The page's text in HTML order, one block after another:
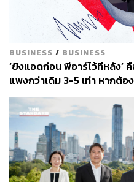
คาร์บอนไดออกไซด์กลับมาใ
ปริมาณก๊าซคาร์บอนไดออก
อย่างมหาศาล และชะลอกา
ในที่สุด อีกทั้งยังคาดว่าจะลด
พัฒนาวัสดุใหม่ลงได้ 90%
BUSINESS / BUSINESS
‘ยิงแอดก่อน พีอาร์ไว้ทีหลัง’
แพงกว่าเดิม 3-5 เท่า หากต้อ